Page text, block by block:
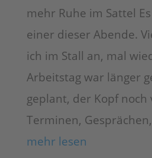
mehr Ruhe im Sattel
einer dieser Abende.
ich im Stall an, mal
Arbeitstag war länger
geplant, der Kopf noch
Terminen,
mehr lesen